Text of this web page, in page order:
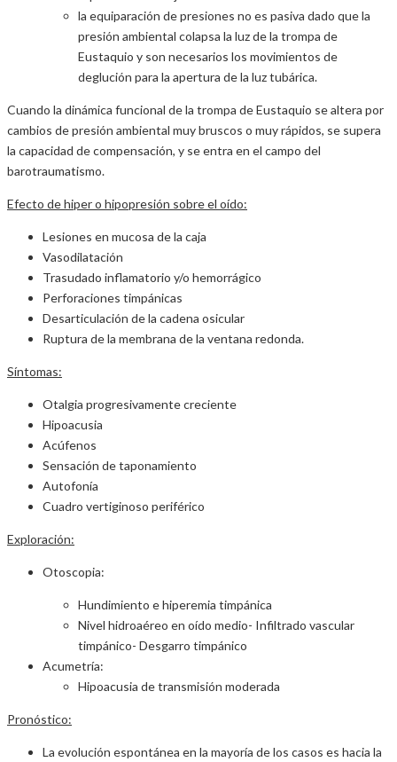
la equiparación de presiones no es pasiva dado que la
presión ambiental colapsa la luz de la trompa de
Eustaquio y son necesarios los movimientos de
deglución para la apertura de la luz tubárica.
Cuando la dinámica funcional de la trompa de Eustaquio se altera por
cambios de presión ambiental muy bruscos o muy rápidos, se supera
la capacidad de compensación, y se entra en el campo del
barotraumatismo.
Efecto de hiper o hipopresión sobre el oído:
Lesiones en mucosa de la caja
Vasodilatación
Trasudado inflamatorio y/o hemorrágico
Perforaciones timpánicas
Desarticulación de la cadena osicular
Ruptura de la membrana de la ventana redonda.
Síntomas:
Otalgia progresivamente creciente
Hipoacusia
Acúfenos
Sensación de taponamiento
Autofonía
Cuadro vertiginoso periférico
Exploración:
Otoscopia:
Hundimiento e hiperemia timpánica
Nivel hidroaéreo en oído medio- Infiltrado vascular
timpánico- Desgarro timpánico
Acumetría:
Hipoacusia de transmisión moderada
Pronóstico:
La evolución espontánea en la mayoría de los casos es hacia la